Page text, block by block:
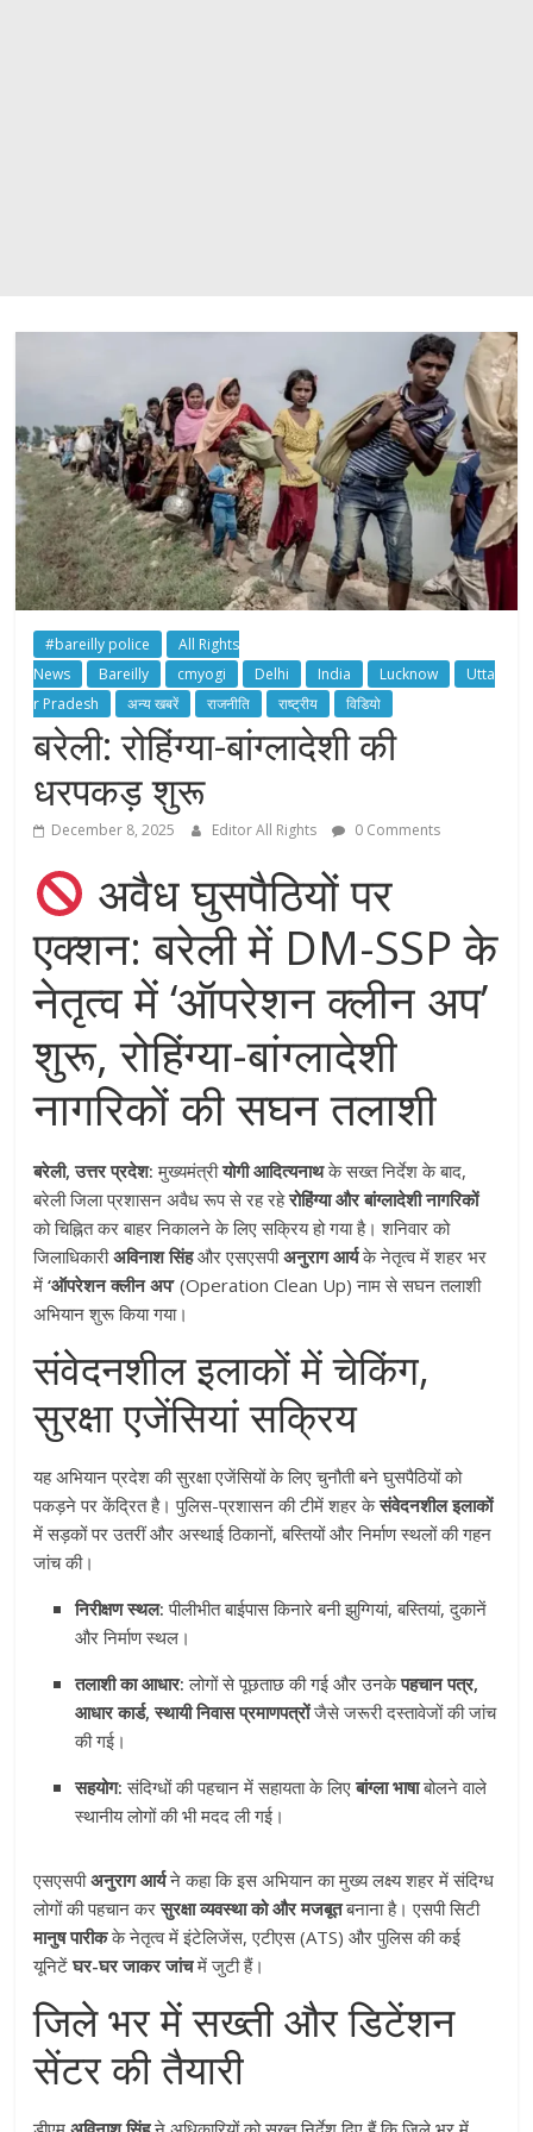
#bareilly police
All Rights
News
Bareilly cmyogi Delhi India Lucknow
Utta
r Pradesh
अन्य खबरें राजनीति राष्ट्रीय विडियो
बरेली: रोहिंग्या-बांग्लादेशी की
धरपकड़ शुरू
December 8, 2025 Editor All Rights 0 Comments
अवैध घुसपैठियों पर
एक्शन: बरेली में DM-SSP के
नेतृत्व में ‘ऑपरेशन क्लीन अप’
शुरू, रोहिंग्या-बांग्लादेशी
नागरिकों की सघन तलाशी
बरेली, उत्तर प्रदेश: मुख्यमंत्रीयोगी आदित्यनाथके सख्त निर्देश के बाद,
बरेली जिला प्रशासन अवैध रूप से रह रहेरोहिंग्या और बांग्लादेशी नागरिकों
को चिह्नित कर बाहर निकालने के लिए सक्रिय हो गया है। शनिवार को
जिलाधिकारीअविनाश सिंहऔर एसएसपीअनुराग आर्यके नेतृत्व में शहर भर
में‘ऑपरेशन क्लीन अप’ (Operation Clean Up) नाम से सघन तलाशी
अभियान शुरू किया गया।
संवेदनशील इलाकों में चेकिंग,
सुरक्षा एजेंसियां सक्रिय
यह अभियान प्रदेश की सुरक्षा एजेंसियों के लिए चुनौती बने घुसपैठियों को
पकड़ने पर केंद्रित है। पुलिस-प्रशासन की टीमें शहर केसंवेदनशील इलाकों
में सड़कों पर उतरीं और अस्थाई ठिकानों, बस्तियों और निर्माण स्थलों की गहन
जांच की।
निरीक्षण स्थल: पीलीभीत बाईपास किनारे बनी झुग्गियां, बस्तियां, दुकानें
और निर्माण स्थल।
तलाशी का आधार: लोगों से पूछताछ की गई और उनकेपहचान पत्र,
आधार कार्ड, स्थायी निवास प्रमाणपत्रोंजैसे जरूरी दस्तावेजों की जांच
की गई।
सहयोग: संदिग्धों की पहचान में सहायता के लिएबांग्ला भाषाबोलने वाले
स्थानीय लोगों की भी मदद ली गई।
एसएसपीअनुराग आर्यने कहा कि इस अभियान का मुख्य लक्ष्य शहर में संदिग्ध
लोगों की पहचान करसुरक्षा व्यवस्था को और मजबूतबनाना है। एसपी सिटी
मानुष पारीकके नेतृत्व में इंटेलिजेंस, एटीएस (ATS) और पुलिस की कई
यूनिटेंघर-घर जाकर जांचमें जुटी हैं।
जिले भर में सख्ती और डिटेंशन
सेंटर की तैयारी